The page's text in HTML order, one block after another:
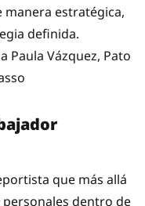
manera estratégica,
definida.
Paula Vázquez, Pato
que más allá
dentro de